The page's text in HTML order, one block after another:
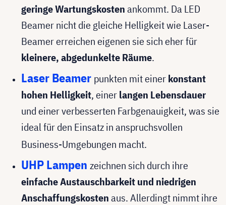
geringe Wartungskostenankommt. Da LED
Beamer nicht die gleiche Helligkeit wie Laser-
Beamer erreichen eigenen sie sich eher für
kleinere, abgedunkelte Räume.
Laser Beamer punkten mit einerkonstant
hohen Helligkeit, einerlangen Lebensdauer
und einer verbesserten Farbgenauigkeit, was sie
ideal für den Einsatz in anspruchsvollen
Business-Umgebungen macht.
UHP Lampen zeichnen sich durch ihre
einfache Austauschbarkeit und niedrigen
Anschaffungskostenaus. Allerdingt nimmt ihre